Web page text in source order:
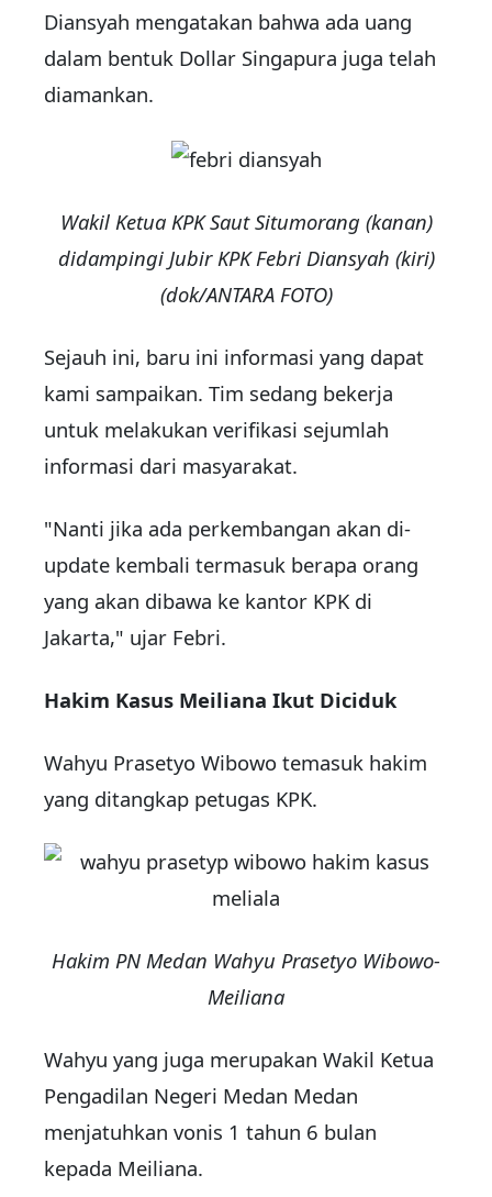
Diansyah mengatakan bahwa ada uang
dalam bentuk Dollar Singapura juga telah
diamankan.
Wakil Ketua KPK Saut Situmorang (kanan)
didampingi Jubir KPK Febri Diansyah (kiri)
(dok/ANTARA FOTO)
Sejauh ini, baru ini informasi yang dapat
kami sampaikan. Tim sedang bekerja
untuk melakukan verifikasi sejumlah
informasi dari masyarakat.
"Nanti jika ada perkembangan akan di-
update kembali termasuk berapa orang
yang akan dibawa ke kantor KPK di
Jakarta," ujar Febri.
Hakim Kasus Meiliana Ikut Diciduk
Wahyu Prasetyo Wibowo temasuk hakim
yang ditangkap petugas KPK.
Hakim PN Medan Wahyu Prasetyo Wibowo-
Meiliana
Wahyu yang juga merupakan Wakil Ketua
Pengadilan Negeri Medan Medan
menjatuhkan vonis 1 tahun 6 bulan
kepada Meiliana.